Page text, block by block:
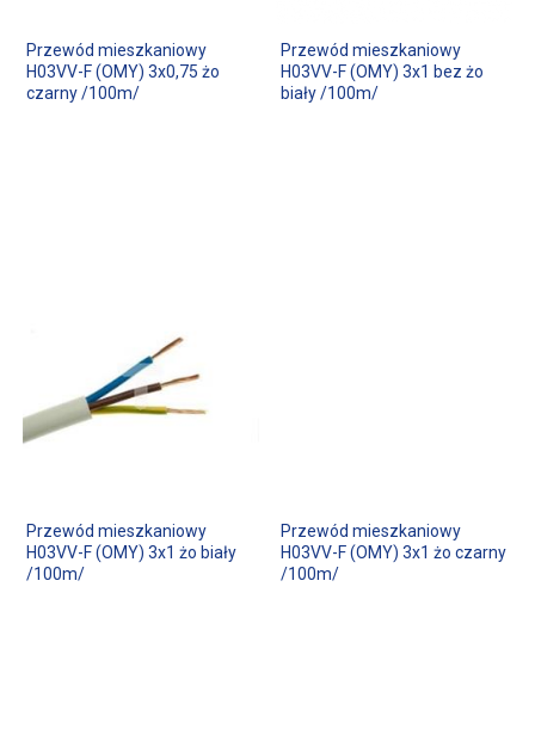
Przewód mieszkaniowy
H03VV-F (OMY) 3x0,75 żo
czarny /100m/
Przewód mieszkaniowy
H03VV-F (OMY) 3x1 bez żo
biały /100m/
Przewód mieszkaniowy
H03VV-F (OMY) 3x1 żo biały
/100m/
Przewód mieszkaniowy
H03VV-F (OMY) 3x1 żo czarny
/100m/